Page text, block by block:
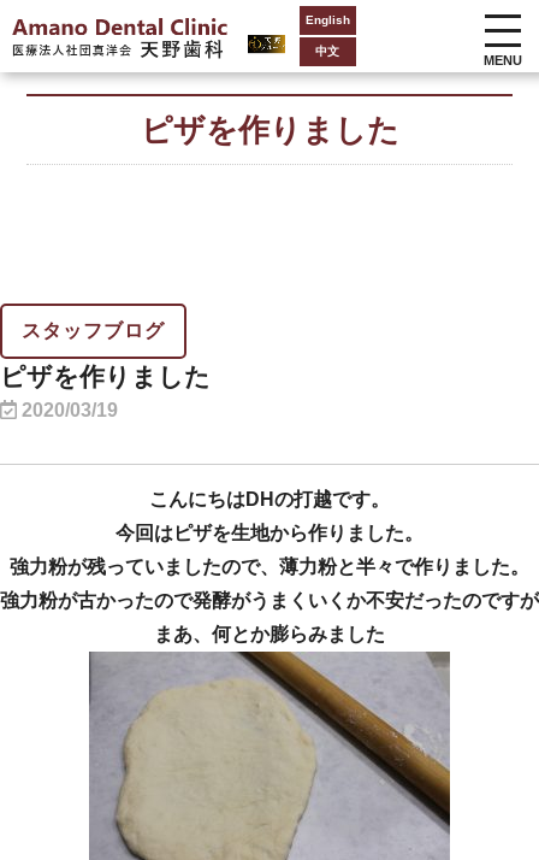
English
中文
MENU
ピザを作りました
スタッフブログ
ピザを作りました
2020/03/19
こんにちはDHの打越です。
今回はピザを生地から作りました。
強力粉が残っていましたので、薄力粉と半々で作りました。
強力粉が古かったので発酵がうまくいくか不安だったのですが
まあ、何とか膨らみました